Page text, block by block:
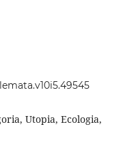
Utopia, Ecologia,